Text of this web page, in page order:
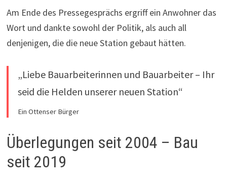
Am Ende des Pressegesprächs ergriff ein Anwohner das
Wort und dankte sowohl der Politik, als auch all
denjenigen, die die neue Station gebaut hätten.
„Liebe Bauarbeiterinnen und Bauarbeiter – Ihr
seid die Helden unserer neuen Station“
Ein Ottenser Bürger
Überlegungen seit 2004 – Bau
seit 2019